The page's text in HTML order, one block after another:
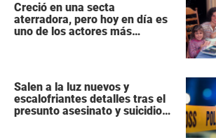
Creció en una secta
aterradora, pero hoy en día es
uno de los actores más
Salen a la luz nuevos y
escalofriantes detalles tras el
presunto asesinato y suicidio